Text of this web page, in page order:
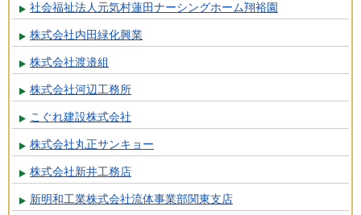
社会福祉法人元気村蓮田ナーシングホーム翔裕園
株式会社内田緑化興業
株式会社渡邉組
株式会社河辺工務所
こぐれ建設株式会社
株式会社丸正サンキョー
株式会社新井工務店
新明和工業株式会社流体事業部関東支店